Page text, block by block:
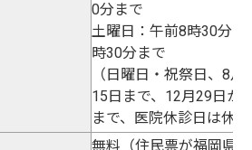
0分まで
土曜日：午前8時30分か
時30分まで
（日曜日・祝祭日、8月
15日まで、12月29日か
まで、医院休診日は休
無料（住民票が福岡県